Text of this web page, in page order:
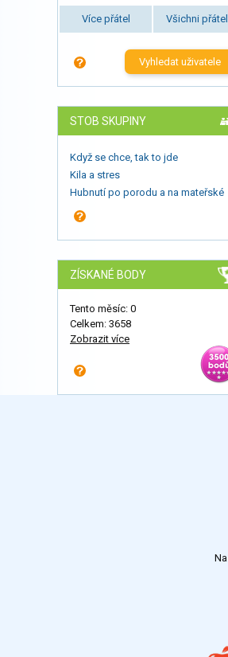
Více přátel Všichni
Vyhledat uživatele
STOB SKUPINY
Když se chce, tak to jde
Kila a stres
Hubnutí po porodu a na mateřské
ZÍSKANÉ BODY
Tento měsíc: 0
Celkem: 3658
Zobrazit více